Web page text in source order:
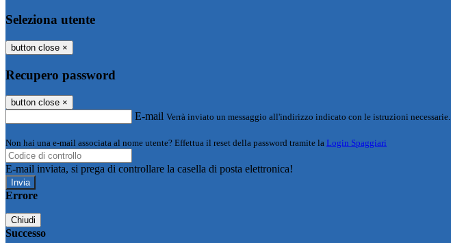
Seleziona utente
button close ×
Recupero password
button close ×
E-mail Verrà inviato un messaggio all'indirizzo indicato con le istruzioni necessarie.
Non hai una e-mail associata al nome utente? Effettua il reset della password tramite la Login Spaggiari
E-mail inviata, si prega di controllare la casella di posta elettronica!
Errore
Chiudi
Successo